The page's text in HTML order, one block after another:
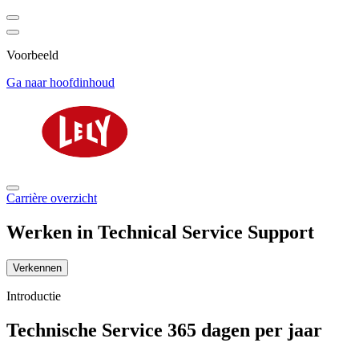
Voorbeeld
Ga naar hoofdinhoud
Carrière overzicht
Werken in Technical Service Support
Verkennen
Introductie
Technische Service 365 dagen per jaar